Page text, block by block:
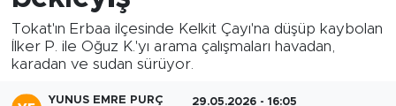
Tokat'ın Erbaa ilçesinde Kelkit Çayı'na düşüp kaybolan
İlker P. ile Oğuz K.'yı arama çalışmaları havadan,
karadan ve sudan sürüyor.
YUNUS EMRE PURÇ 29.05.2026 - 16:05
Süper Lig Puan Durumu ve Fikstür
Tüm Manşetler